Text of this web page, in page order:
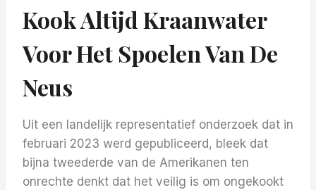
Kook Altijd Kraanwater
Voor Het Spoelen Van De
Neus
Uit een landelijk representatief onderzoek dat in
februari 2023 werd gepubliceerd, bleek dat
bijna tweederde van de Amerikanen ten
onrechte denkt dat het veilig is om ongekookt